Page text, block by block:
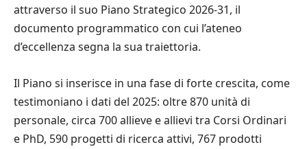
attraverso il suo Piano Strategico 2026-31, il
documento programmatico con cui l’ateneo
d’eccellenza segna la sua traiettoria.
Il Piano si inserisce in una fase di forte crescita, come
testimoniano i dati del 2025: oltre 870 unità di
personale, circa 700 allieve e allievi tra Corsi Ordinari
e PhD, 590 progetti di ricerca attivi, 767 prodotti